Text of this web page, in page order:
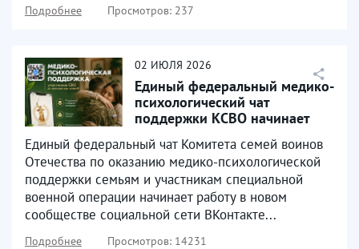
Подробнее Просмотров: 237
02 ИЮЛЯ 2026
Единый федеральный медико-
психологический чат
поддержки КСВО начинает
Единый федеральный чат Комитета семей воинов
Отечества по оказанию медико-психологической
поддержки семьям и участникам специальной
военной операции начинает работу в новом
сообществе социальной сети ВКонтакте...
Подробнее Просмотров: 14231